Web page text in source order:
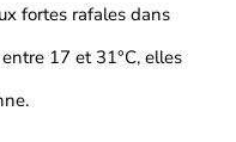
fortes rafales dans
17 et 31°C, elles